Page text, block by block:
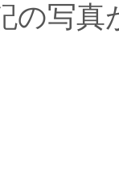
の写真